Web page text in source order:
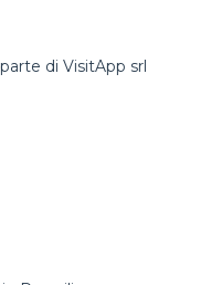
di VisitApp srl